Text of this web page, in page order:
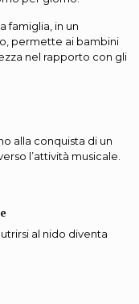
famiglia, in un
permette ai bambini
nel rapporto con gli
alla conquista di un
l’attività musicale.
al nido diventa